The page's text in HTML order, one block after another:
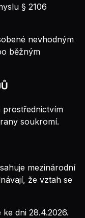
§ 2106
nevhodným
běžným
prostřednictvím
soukromí.
mezinárodní
že vztah se
dni 28.4.2026.